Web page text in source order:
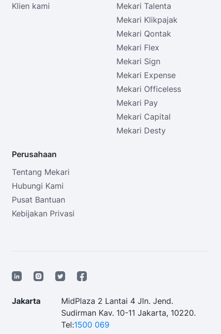
Klien kami
Mekari Talenta
Mekari Klikpajak
Mekari Qontak
Mekari Flex
Mekari Sign
Mekari Expense
Mekari Officeless
Mekari Pay
Mekari Capital
Mekari Desty
Perusahaan
Tentang Mekari
Hubungi Kami
Pusat Bantuan
Kebijakan Privasi
Jakarta
MidPlaza 2 Lantai 4 Jln. Jend.
Sudirman Kav. 10-11 Jakarta, 10220.
Tel:1500 069